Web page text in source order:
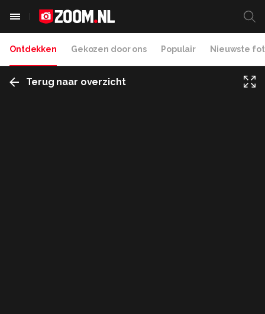
Ontdekken Gekozen door ons Populair Nieuwste
Terug naar overzicht